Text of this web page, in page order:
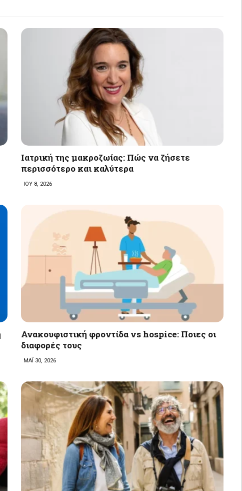
Ιατρική της μακροζωίας: Πώς να ζήσετε
περισσότερο και καλύτερα
ΙΟΥ 8, 2026
Ανακουφιστική φροντίδα vs hospice: Ποιες οι
διαφορές τους
ΜΑΪ 30, 2026